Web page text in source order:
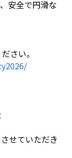
安全で円滑な
さい。
せていただき